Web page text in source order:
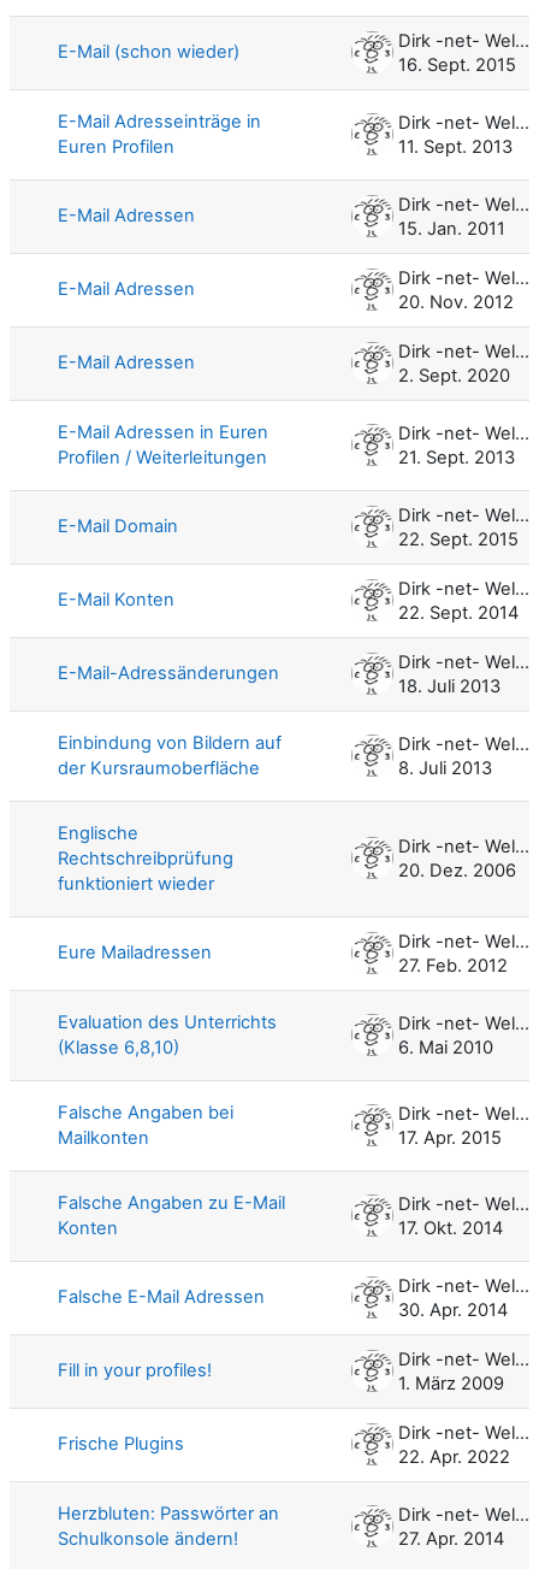
E-Mail (schon wieder)
Dirk -net- Weller
16. Sept. 2015
E-Mail Adresseinträge in
Euren Profilen
Dirk -net- Weller
11. Sept. 2013
E-Mail Adressen
Dirk -net- Weller
15. Jan. 2011
E-Mail Adressen
Dirk -net- Weller
20. Nov. 2012
E-Mail Adressen
Dirk -net- Weller
2. Sept. 2020
E-Mail Adressen in Euren
Profilen / Weiterleitungen
Dirk -net- Weller
21. Sept. 2013
E-Mail Domain
Dirk -net- Weller
22. Sept. 2015
E-Mail Konten
Dirk -net- Weller
22. Sept. 2014
E-Mail-Adressänderungen
Dirk -net- Weller
18. Juli 2013
Einbindung von Bildern auf
der Kursraumoberfläche
Dirk -net- Weller
8. Juli 2013
Englische
Rechtschreibprüfung
funktioniert wieder
Dirk -net- Weller
20. Dez. 2006
Eure Mailadressen
Dirk -net- Weller
27. Feb. 2012
Evaluation des Unterrichts
(Klasse 6,8,10)
Dirk -net- Weller
6. Mai 2010
Falsche Angaben bei
Mailkonten
Dirk -net- Weller
17. Apr. 2015
Falsche Angaben zu E-Mail
Konten
Dirk -net- Weller
17. Okt. 2014
Falsche E-Mail Adressen
Dirk -net- Weller
30. Apr. 2014
Fill in your profiles!
Dirk -net- Weller
1. März 2009
Frische Plugins
Dirk -net- Weller
22. Apr. 2022
Herzbluten: Passwörter an
Schulkonsole ändern!
Dirk -net- Weller
27. Apr. 2014